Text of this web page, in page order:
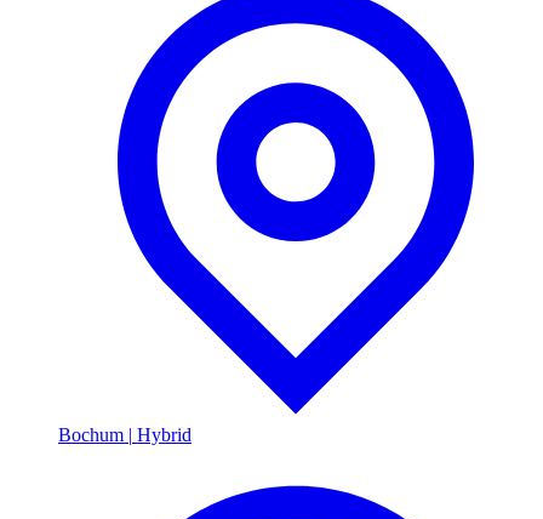
Bochum | Hybrid